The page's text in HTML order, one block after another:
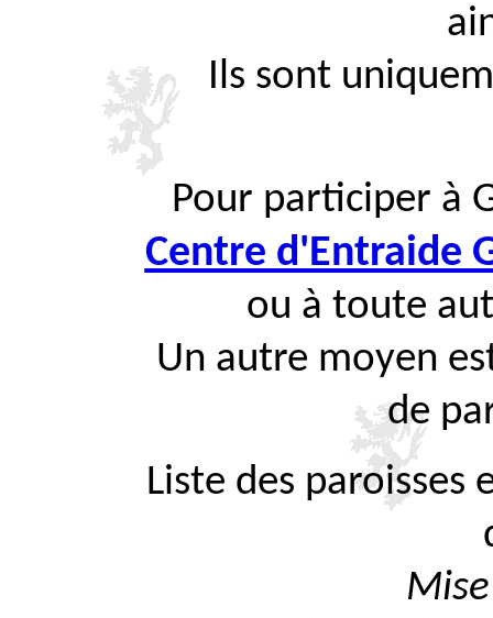
Ils sont
Pour participer à
Centre d'Entraide
ou à toute
Un autre moyen
de
Liste des paroisses